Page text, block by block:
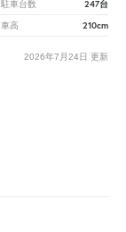
駐車台数 247台
車高 210cm
2026年7月24日 更新